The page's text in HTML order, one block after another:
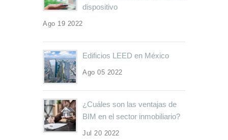
dispositivo
Ago 19 2022
Edificios LEED en México
Ago 05 2022
¿Cuáles son las ventajas de
BIM en el sector inmobiliario?
Jul 20 2022